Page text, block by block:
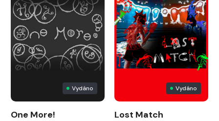
Vydáno
One More!
Vydáno
Lost Match